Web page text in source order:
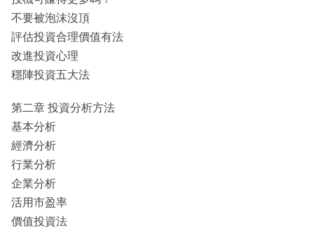
不要被泡沫沒頂
評估投資合理價值有法
改進投資心理
穩陣投資五大法
第二章 投資分析方法
基本分析
經濟分析
行業分析
企業分析
活用市盈率
價值投資法